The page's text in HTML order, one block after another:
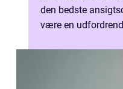
den bedste
være en